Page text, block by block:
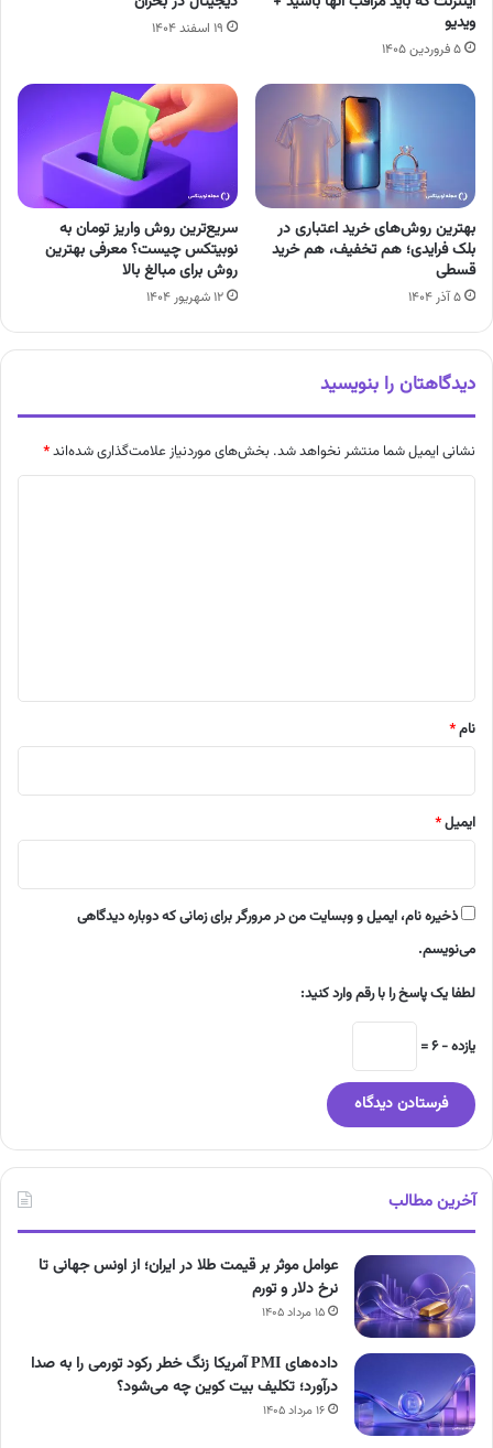
ویدیو
۵ فروردین ۱۴۰۵
۱۹ اسفند ۱۴۰۴
بهترین روش‌های خرید اعتباری در
بلک فرایدی؛ هم تخفیف، هم خرید
قسطی
۵ آذر ۱۴۰۴
سریع‌ترین روش واریز تومان به
نوبیتکس چیست؟ معرفی بهترین
روش برای مبالغ بالا
۱۲ شهریور ۱۴۰۴
دیدگاهتان را بنویسید
نشانی ایمیل شما منتشر نخواهد شد. بخش‌های موردنیاز علامت‌گذاری شده‌اند*
نام*
ایمیل*
ذخیره نام، ایمیل و وبسایت من در مرورگر برای زمانی که دوباره دیدگاهی
می‌نویسم.
لطفا یک پاسخ را با رقم وارد کنید:
یازده − 6 =
آخرین مطالب
عوامل موثر بر قیمت طلا در ایران؛ از اونس جهانی تا
نرخ دلار و تورم
۱۵ مرداد ۱۴۰۵
داده‌های PMI آمریکا زنگ خطر رکود تورمی را به صدا
درآورد؛ تکلیف بیت کوین چه می‌شود؟
۱۶ مرداد ۱۴۰۵